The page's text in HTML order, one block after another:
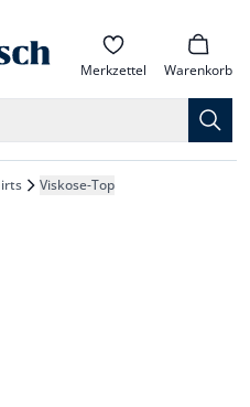
Merkzettel Warenkorb
Viskose-Top